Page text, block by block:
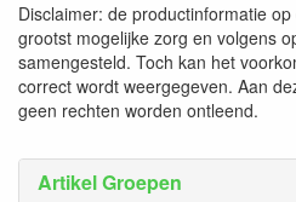
Artikel Groepen
Disclaimer: de productinformatie
grootst mogelijke zorg en volgens
samengesteld. Toch kan het
correct wordt weergegeven. Aan
geen rechten worden ontleend.